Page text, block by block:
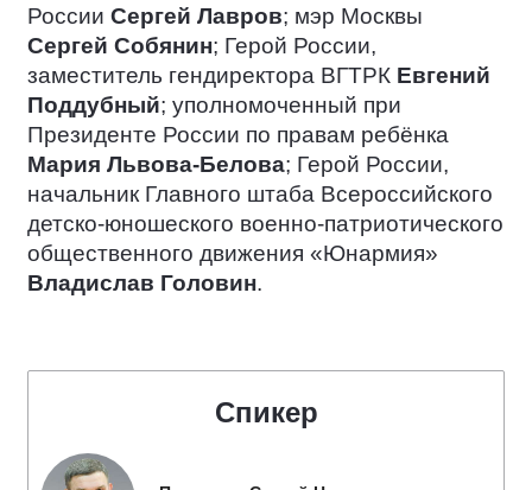
России Сергей Лавров; мэр Москвы
Сергей Собянин; Герой России,
заместитель гендиректора ВГТРК Евгений
Поддубный; уполномоченный при
Президенте России по правам ребёнка
Мария Львова-Белова; Герой России,
начальник Главного штаба Всероссийского
детско-юношеского военно-патриотического
общественного движения «Юнармия»
Владислав Головин.
Спикер